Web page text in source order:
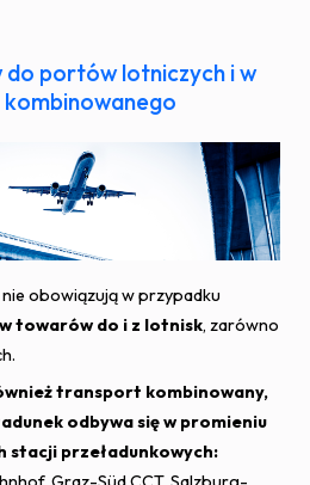
portów lotniczych i w
obowiązują w przypadku
towarów do i z lotnisk, zarówno
transport kombinowany,
odbywa się w promieniu
stacji przeładunkowych: